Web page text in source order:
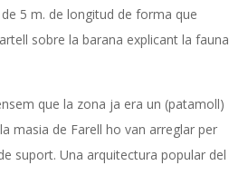
5 m. de longitud de forma que
sobre la barana explicant la fauna
que la zona ja era un (patamoll)
masia de Farell ho van arreglar per
suport. Una arquitectura popular del